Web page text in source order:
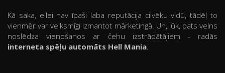
Kā saka, ellei nav īpaši laba reputācija cilvēku vidū, tādēļ to
vienmēr var veiksmīgi izmantot mārketingā. Un, lūk, pats velns
noslēdza vienošanos ar čehu izstrādātājiem - radās
interneta spēļu automāts Hell Mania.